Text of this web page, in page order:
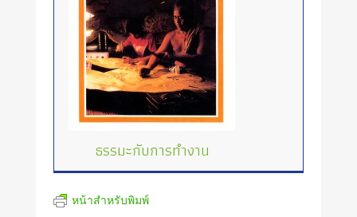
ธรรมะกับการทำงาน
หน้าสำหรับพิมพ์